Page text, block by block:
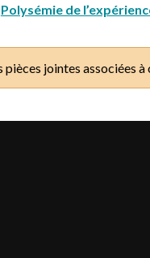
Polysémie de
pièces jointes associées à